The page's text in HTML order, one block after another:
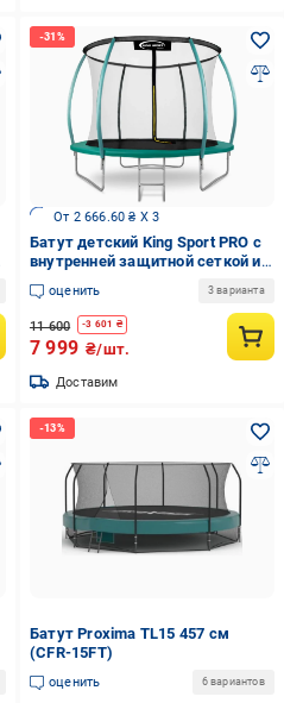
От 2 666.60 ₴ X 3
Батут детский King Sport PRO с
внутренней защитной сеткой и
лестницей 252 см до 120 кг (KI-
A252CMGR)
оценить 3 варианта
11 600 -3 601 ₴
7 999 ₴/шт.
Доставим
Батут Proxima TL15 457 см
(CFR-15FT)
оценить 6 вариантов